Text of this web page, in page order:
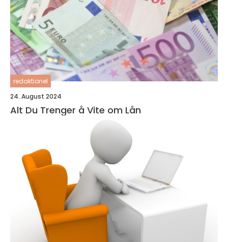
redaktionel
24. August 2024
Alt Du Trenger å Vite om Lån